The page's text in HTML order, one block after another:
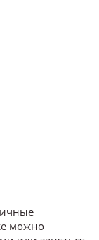
можно